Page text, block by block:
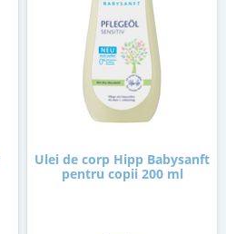
Ulei de corp Hipp Babysanft
pentru copii 200 ml